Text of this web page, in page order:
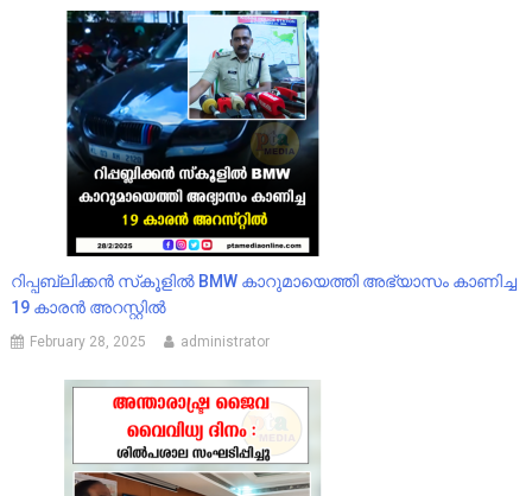
റിപ്പബ്ലിക്കൻ സ്‌കൂളിൽ BMW കാറുമായെത്തി അഭ്യാസം കാണിച്ച
19 കാരൻ അറസ്റ്റിൽ
February 28, 2025 administrator